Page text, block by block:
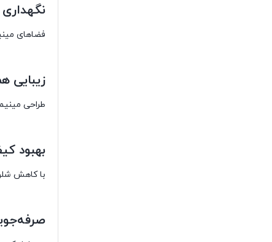
فضاهای
زیبایی
طراحی
بهبود
با کاهش